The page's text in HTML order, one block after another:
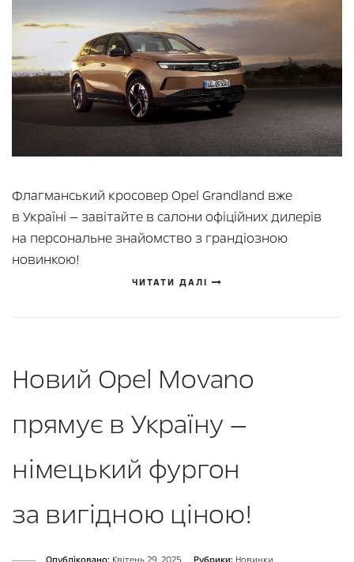
Флагманський кросовер Opel Grandland вже
в Україні — завітайте в салони офіційних дилерів
на персональне знайомство з грандіозною
новинкою!
ЧИТАТИ ДАЛІ
Новий Opel Movano
прямує в Україну —
німецький фургон
за вигідною ціною!